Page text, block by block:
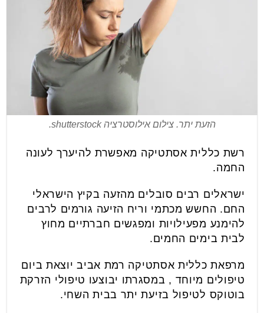
הזעת יתר. צילום אילוסטרציה shutterstock.
רשת כללית אסתטיקה מאפשרת להיערך לעונה
החמה.
ישראלים רבים סובלים מהזעה בקיץ הישראלי
החם. החשש מכתמי וריח הזיעה גורמים לרבים
להימנע מפעילויות ומפגשים חברתיים מחוץ
לבית בימים החמים.
מרפאת כללית אסתטיקה רמת אביב יוצאת ביום
טיפולים מיוחד , במסגרתו יבוצעו טיפולי הזרקת
בוטוקס לטיפול בזיעת יתר בבית השחי.